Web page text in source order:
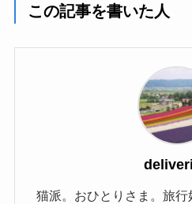
この記事を書いた人
猫派。おひとりさま。旅